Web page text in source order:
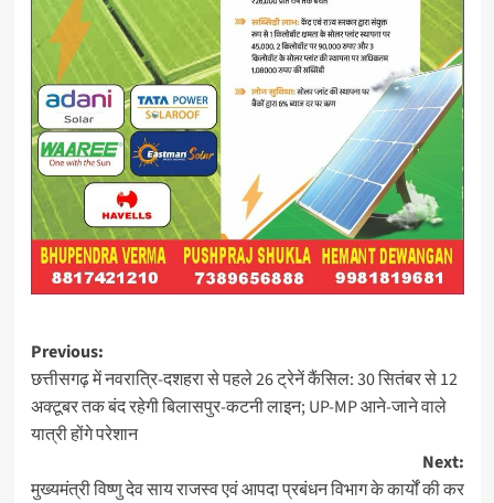
Post
navigation
Previous:
छत्तीसगढ़ में नवरात्रि-दशहरा से पहले 26 ट्रेनें कैंसिल: 30 सितंबर से 12
अक्टूबर तक बंद रहेगी बिलासपुर-कटनी लाइन; UP-MP आने-जाने वाले
यात्री होंगे परेशान
Next:
मुख्यमंत्री विष्णु देव साय राजस्व एवं आपदा प्रबंधन विभाग के कार्यों की कर